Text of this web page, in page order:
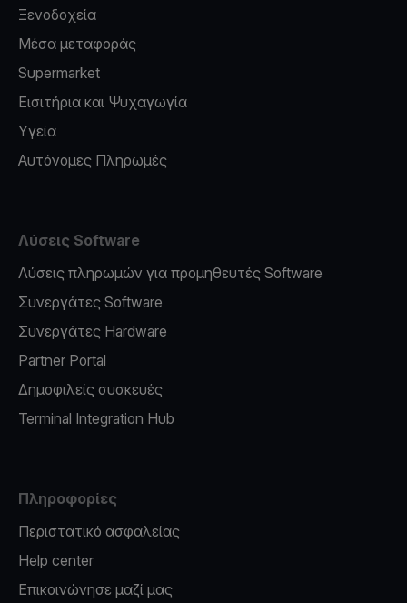
Ξενοδοχεία
Μέσα μεταφοράς
Supermarket
Εισιτήρια και Ψυχαγωγία
Υγεία
Αυτόνομες Πληρωμές
Λύσεις Software
Λύσεις πληρωμών για προμηθευτές Software
Συνεργάτες Software
Συνεργάτες Hardware
Partner Portal
Δημοφιλείς συσκευές
Terminal Integration Hub
Πληροφορίες
Περιστατικό ασφαλείας
Help center
Επικοινώνησε μαζί μας